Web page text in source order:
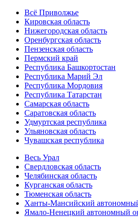
Всё Приволжье
Кировская область
Нижегородская область
Оренбургская область
Пензенская область
Пермский край
Республика Башкортостан
Республика Марий Эл
Республика Мордовия
Республика Татарстан
Самарская область
Саратовская область
Удмуртская республика
Ульяновская область
Чувашская республика
Весь Урал
Свердловская область
Челябинская область
Курганская область
Тюменская область
Ханты-Мансийский
Ямало-Ненецкий автономный